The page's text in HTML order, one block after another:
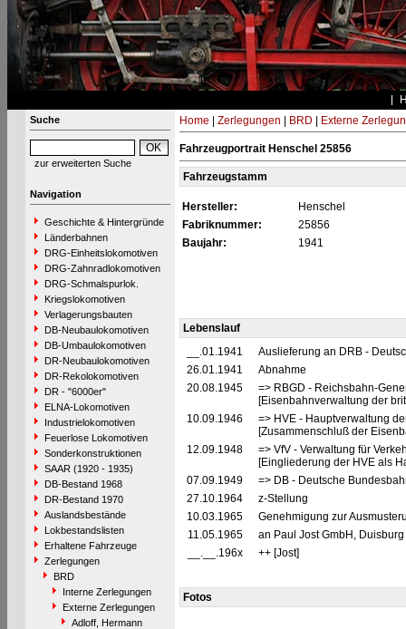
Suche
zur erweiterten Suche
Navigation
Geschichte & Hintergründe
Länderbahnen
DRG-Einheitslokomotiven
DRG-Zahnradlokomotiven
DRG-Schmalspurlok.
Kriegslokomotiven
Verlagerungsbauten
DB-Neubaulokomotiven
DB-Umbaulokomotiven
DR-Neubaulokomotiven
DR-Rekolokomotiven
DR - "6000er"
ELNA-Lokomotiven
Industrielokomotiven
Feuerlose Lokomotiven
Sonderkonstruktionen
SAAR (1920 - 1935)
DB-Bestand 1968
DR-Bestand 1970
Auslandsbestände
Lokbestandslisten
Erhaltene Fahrzeuge
Zerlegungen
BRD
Interne Zerlegungen
Externe Zerlegungen
Adloff, Hermann
Home Zerlegungen BRD Externe
Fahrzeugportrait Henschel 25856
Fahrzeugstamm
Hersteller:
Henschel
Fabriknummer:
25856
Baujahr:
1941
Lebenslauf
__.01.1941
Auslieferung an DRB -
26.01.1941
Abnahme
20.08.1945
=> RBGD - Reichsbahn-
[Eisenbahnverwaltung der
10.09.1946
=> HVE - Hauptverwaltung
[Zusammenschluß der
12.09.1948
=> VfV - Verwaltung für
[Eingliederung der HVE als
07.09.1949
=> DB - Deutsche
27.10.1964
z-Stellung
10.03.1965
Genehmigung zur
11.05.1965
an Paul Jost GmbH,
__.__.196x
++ [Jost]
Fotos